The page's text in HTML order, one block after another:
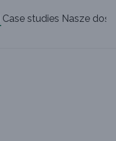
Case studies Nasze